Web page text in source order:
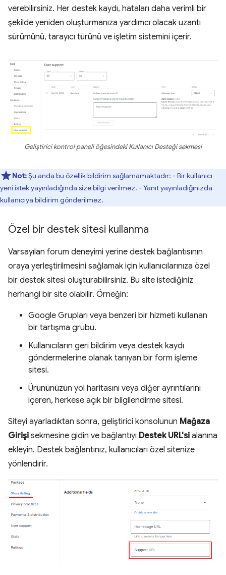
verebilirsiniz. Her destek kaydı, hataları daha verimli bir
şekilde yeniden oluşturmanıza yardımcı olacak uzantı
sürümünü, tarayıcı türünü ve işletim sistemini içerir.
Geliştirici kontrol paneli öğesindeki Kullanıcı Desteği sekmesi
Not:Şu anda bu özellik bildirim sağlamamaktadır: - Bir kullanıcı
yeni istek yayınladığında size bilgi verilmez. - Yanıt yayınladığınızda
kullanıcıya bildirim gönderilmez.
Özel bir destek sitesi kullanma
Varsayılan forum deneyimi yerine destek bağlantısının
oraya yerleştirilmesini sağlamak için kullanıcılarınıza özel
bir destek sitesi oluşturabilirsiniz. Bu site istediğiniz
herhangi bir site olabilir. Örneğin:
Google Grupları veya benzeri bir hizmeti kullanan
bir tartışma grubu.
Kullanıcıların geri bildirim veya destek kaydı
göndermelerine olanak tanıyan bir form işleme
sitesi.
Ürününüzün yol haritasını veya diğer ayrıntılarını
içeren, herkese açık bir bilgilendirme sitesi.
Siteyi ayarladıktan sonra, geliştirici konsolunun Mağaza
Girişi sekmesine gidin ve bağlantıyı Destek URL'si alanına
ekleyin. Destek bağlantınız, kullanıcıları özel sitenize
yönlendirir.